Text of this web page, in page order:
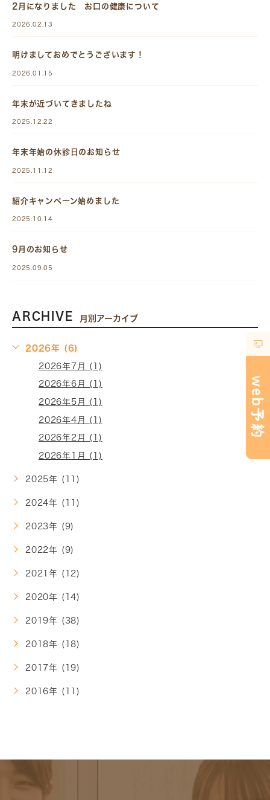
2月になりました お口の健康について
2026.02.13
明けましておめでとうございます！
2026.01.15
年末が近づいてきましたね
2025.12.22
年末年始の休診日のお知らせ
2025.11.12
紹介キャンペーン始めました
2025.10.14
9月のお知らせ
2025.09.05
ARCHIVE 月別アーカイブ
2026年 (6)
2026年7月 (1)
2026年6月 (1)
2026年5月 (1)
2026年4月 (1)
2026年2月 (1)
2026年1月 (1)
2025年 (11)
2024年 (11)
2023年 (9)
2022年 (9)
2021年 (12)
2020年 (14)
2019年 (38)
2018年 (18)
2017年 (19)
2016年 (11)